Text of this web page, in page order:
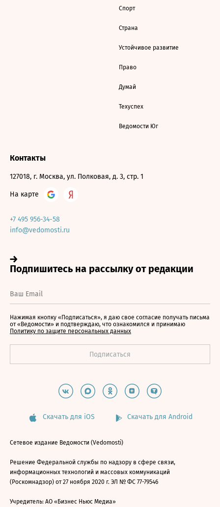
Спорт
Страна
Устойчивое развитие
Право
Думай
Техуспех
Ведомости Юг
Контакты
127018, г. Москва, ул. Полковая, д. 3, стр. 1
На карте
+7 495 956-34-58
info@vedomosti.ru
Нажимая кнопку «Подписаться», я даю свое согласие получать письма
от «Ведомости» и подтверждаю, что ознакомился и принимаю
Политику по защите персональных данных
Скачать для iOS Скачать для Android
Сетевое издание Ведомости (Vedomosti)
Решение Федеральной службы по надзору в сфере связи,
информационных технологий и массовых коммуникаций
(Роскомнадзор) от 27 ноября 2020 г. ЭЛ № ФС 77-79546
Учредитель: АО «Бизнес Ньюс Медиа»